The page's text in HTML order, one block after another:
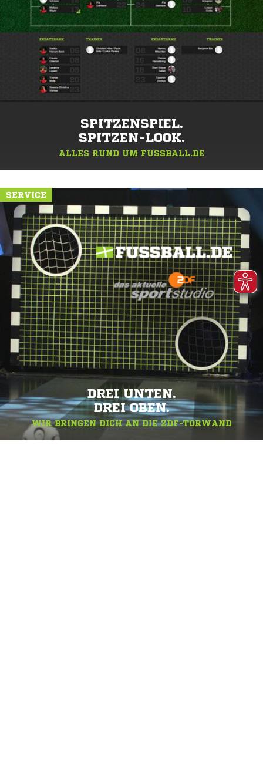
SPITZENSPIEL.
SPITZEN-LOOK.
ALLES RUND UM FUSSBALL.DE
SERVICE
DREI UNTEN.
DREI OBEN.
WIR BRINGEN DICH AN DIE ZDF-TORWAND